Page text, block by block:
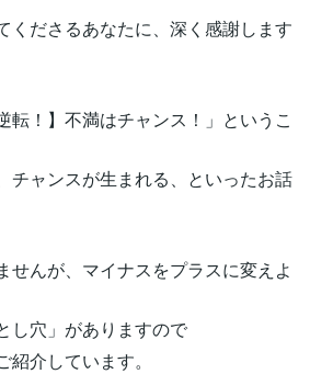
くださるあなたに、深く感謝します
転！】不満はチャンス！」というこ
チャンスが生まれる、といったお話
せんが、マイナスをプラスに変えよ
し穴」がありますので
介しています。